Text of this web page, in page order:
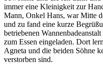
immer eine Kleinigkeit zur
Mann, Onkel Hans, war Mitte
und zu fand eine kurze
betriebenen
zum Essen eingeladen. Dort
Agneta und die beiden Söhne
verstorben sind.